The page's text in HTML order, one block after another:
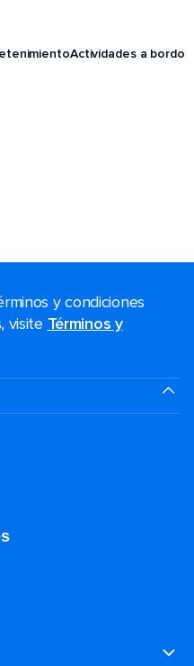
Actividades a bordo
y condiciones
visite Términos y